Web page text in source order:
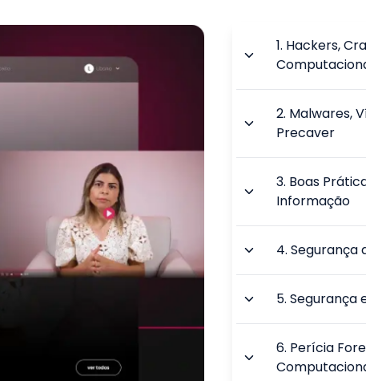
1. Hackers,
2. Malwares,
Precaver
3. Boas
Informação
4.Segurança
5.Segurança
6. Perícia